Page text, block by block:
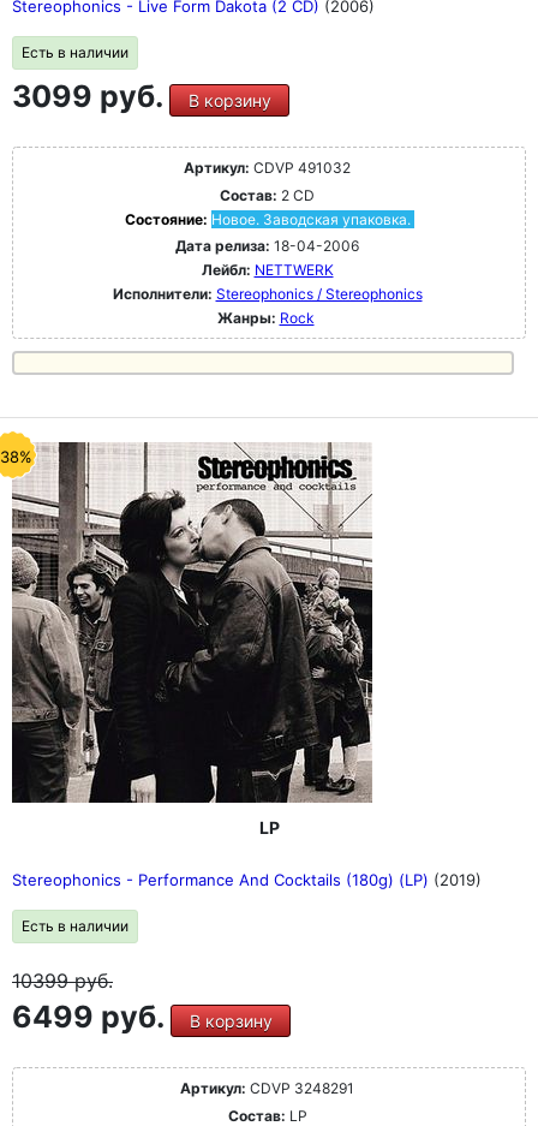
Stereophonics - Live Form Dakota (2 CD) (2006)
Есть в наличии
3099 руб. В корзину
Артикул: CDVP 491032
Состав: 2 CD
Состояние: Новое. Заводская упаковка.
Дата релиза: 18-04-2006
Лейбл: NETTWERK
Исполнители: Stereophonics / Stereophonics
Жанры: Rock
LP
Stereophonics - Performance And Cocktails (180g) (LP) (2019)
Есть в наличии
10399руб.
6499 руб. В корзину
Артикул: CDVP 3248291
Состав: LP